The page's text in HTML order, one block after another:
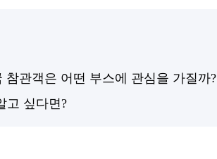
참관객은 어떤 부스에 관심을 가질까?
고 싶다면?